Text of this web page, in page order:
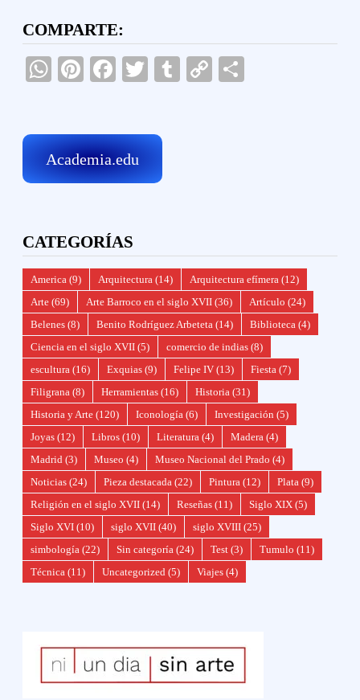
COMPARTE:
WhatsApp
Pinterest
Facebook
TwitterTumblr
Copy
Academia.edu
CATEGORÍAS
America (9) Arquitectura (14) Arquitectura efímera (12)
Arte (69) Arte Barroco en el siglo XVII (36) Artículo (24)
Belenes (8) Benito Rodríguez Arbeteta (14) Biblioteca (4)
Ciencia en el siglo XVII (5) comercio de indias (8)
escultura (16) Exquias (9) Felipe IV (13) Fiesta (7)
Filigrana (8) Herramientas (16) Historia (31)
Historia y Arte (120) Iconología (6) Investigación (5)
Joyas (12) Libros (10) Literatura (4) Madera (4)
Madrid (3) Museo (4) Museo Nacional del Prado (4)
Noticias (24) Pieza destacada (22) Pintura (12) Plata (9)
Religión en el siglo XVII (14) Reseñas (11) Siglo XIX (5)
Siglo XVI (10) siglo XVII (40) siglo XVIII (25)
simbología (22) Sin categoría (24) Test (3) Tumulo (11)
Técnica (11) Uncategorized (5) Viajes (4)